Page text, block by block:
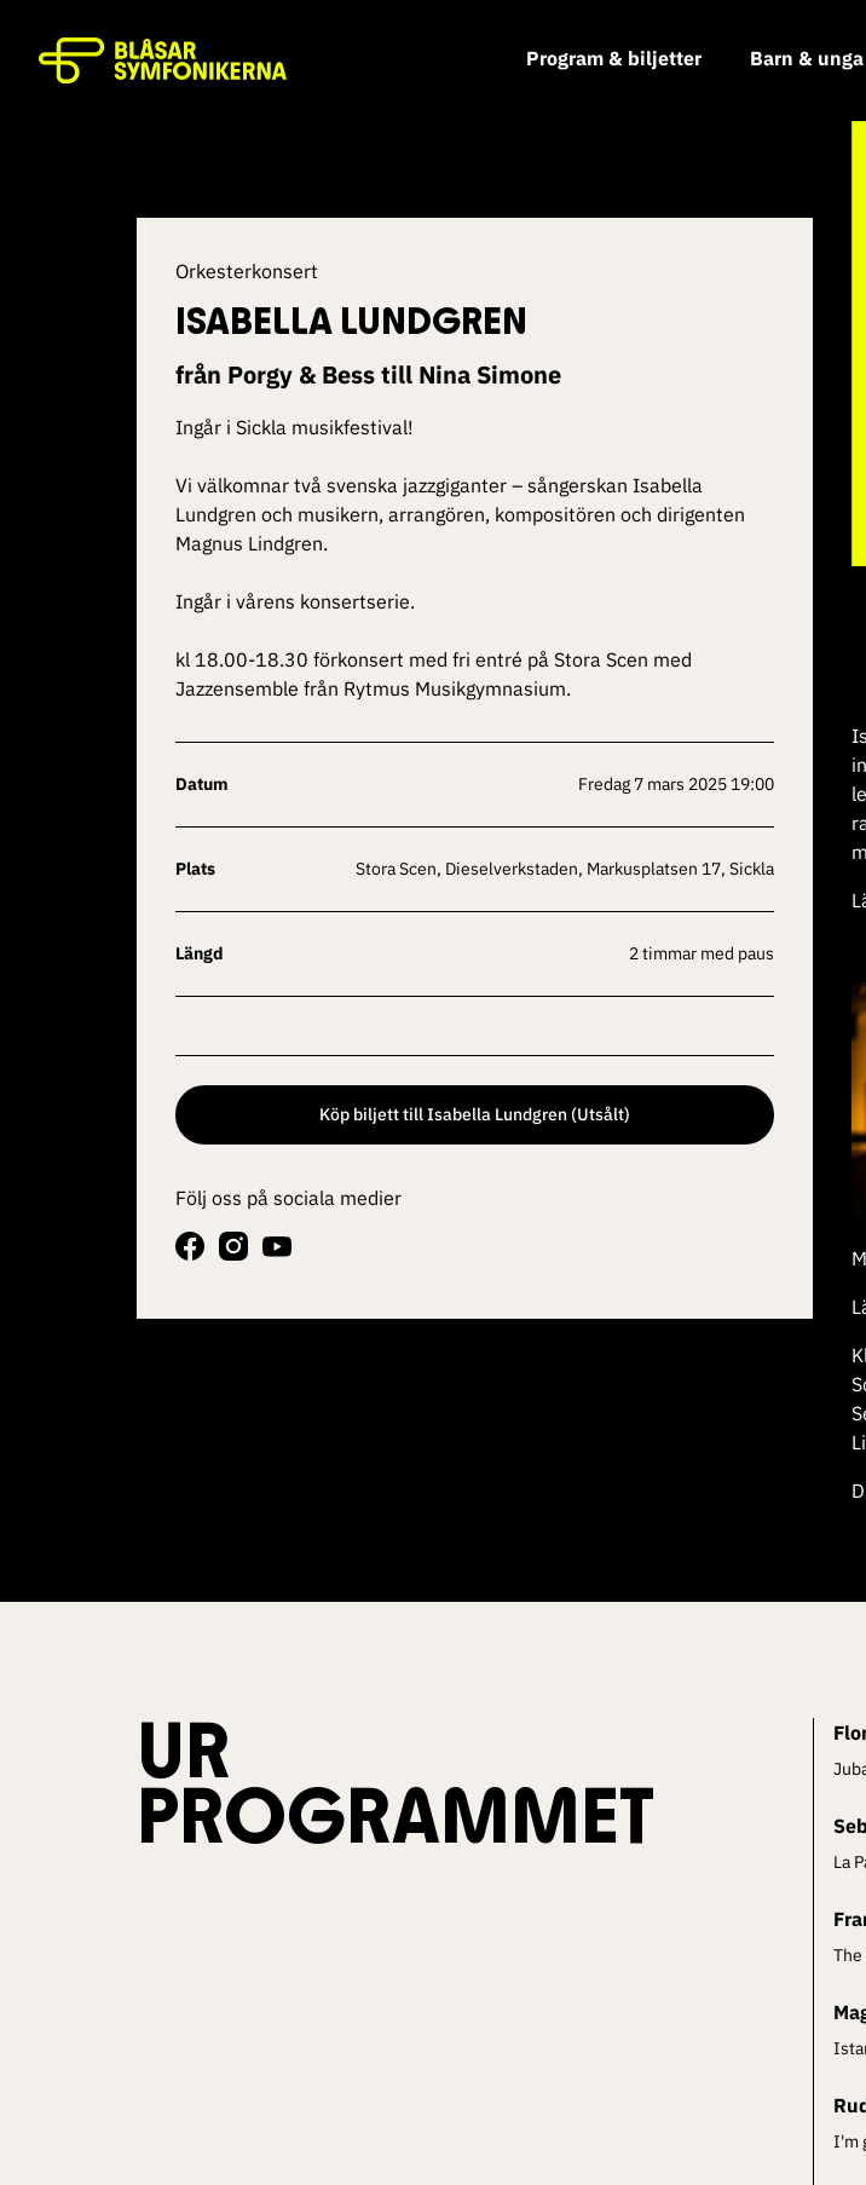
Program & biljetter Barn & unga
Orkesterkonsert
ISABELLA LUNDGREN
från Porgy & Bess till Nina Simone
Ingår i Sickla musikfestival!
Vi välkomnar två svenska jazzgiganter – sångerskan Isabella
Lundgren och musikern, arrangören, kompositören och dirigenten
Magnus Lindgren.
Ingår i vårens konsertserie.
kl 18.00-18.30 förkonsert med fri entré på Stora Scen med
Jazzensemble från Rytmus Musikgymnasium.
Datum fredag 7 mars 2025 19:00
Plats Stora Scen, Dieselverkstaden, Markusplatsen 17, Sickla
Längd 2 timmar med paus
Köp biljett till Isabella Lundgren (Utsålt)
Följ oss på sociala medier
UR
PROGRAMMET La
The
I'm